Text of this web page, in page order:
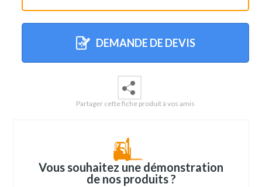
DEMANDE DE DEVIS
Partager cette fiche produit à vos amis
Vous souhaitez une démonstration
de nos produits ?